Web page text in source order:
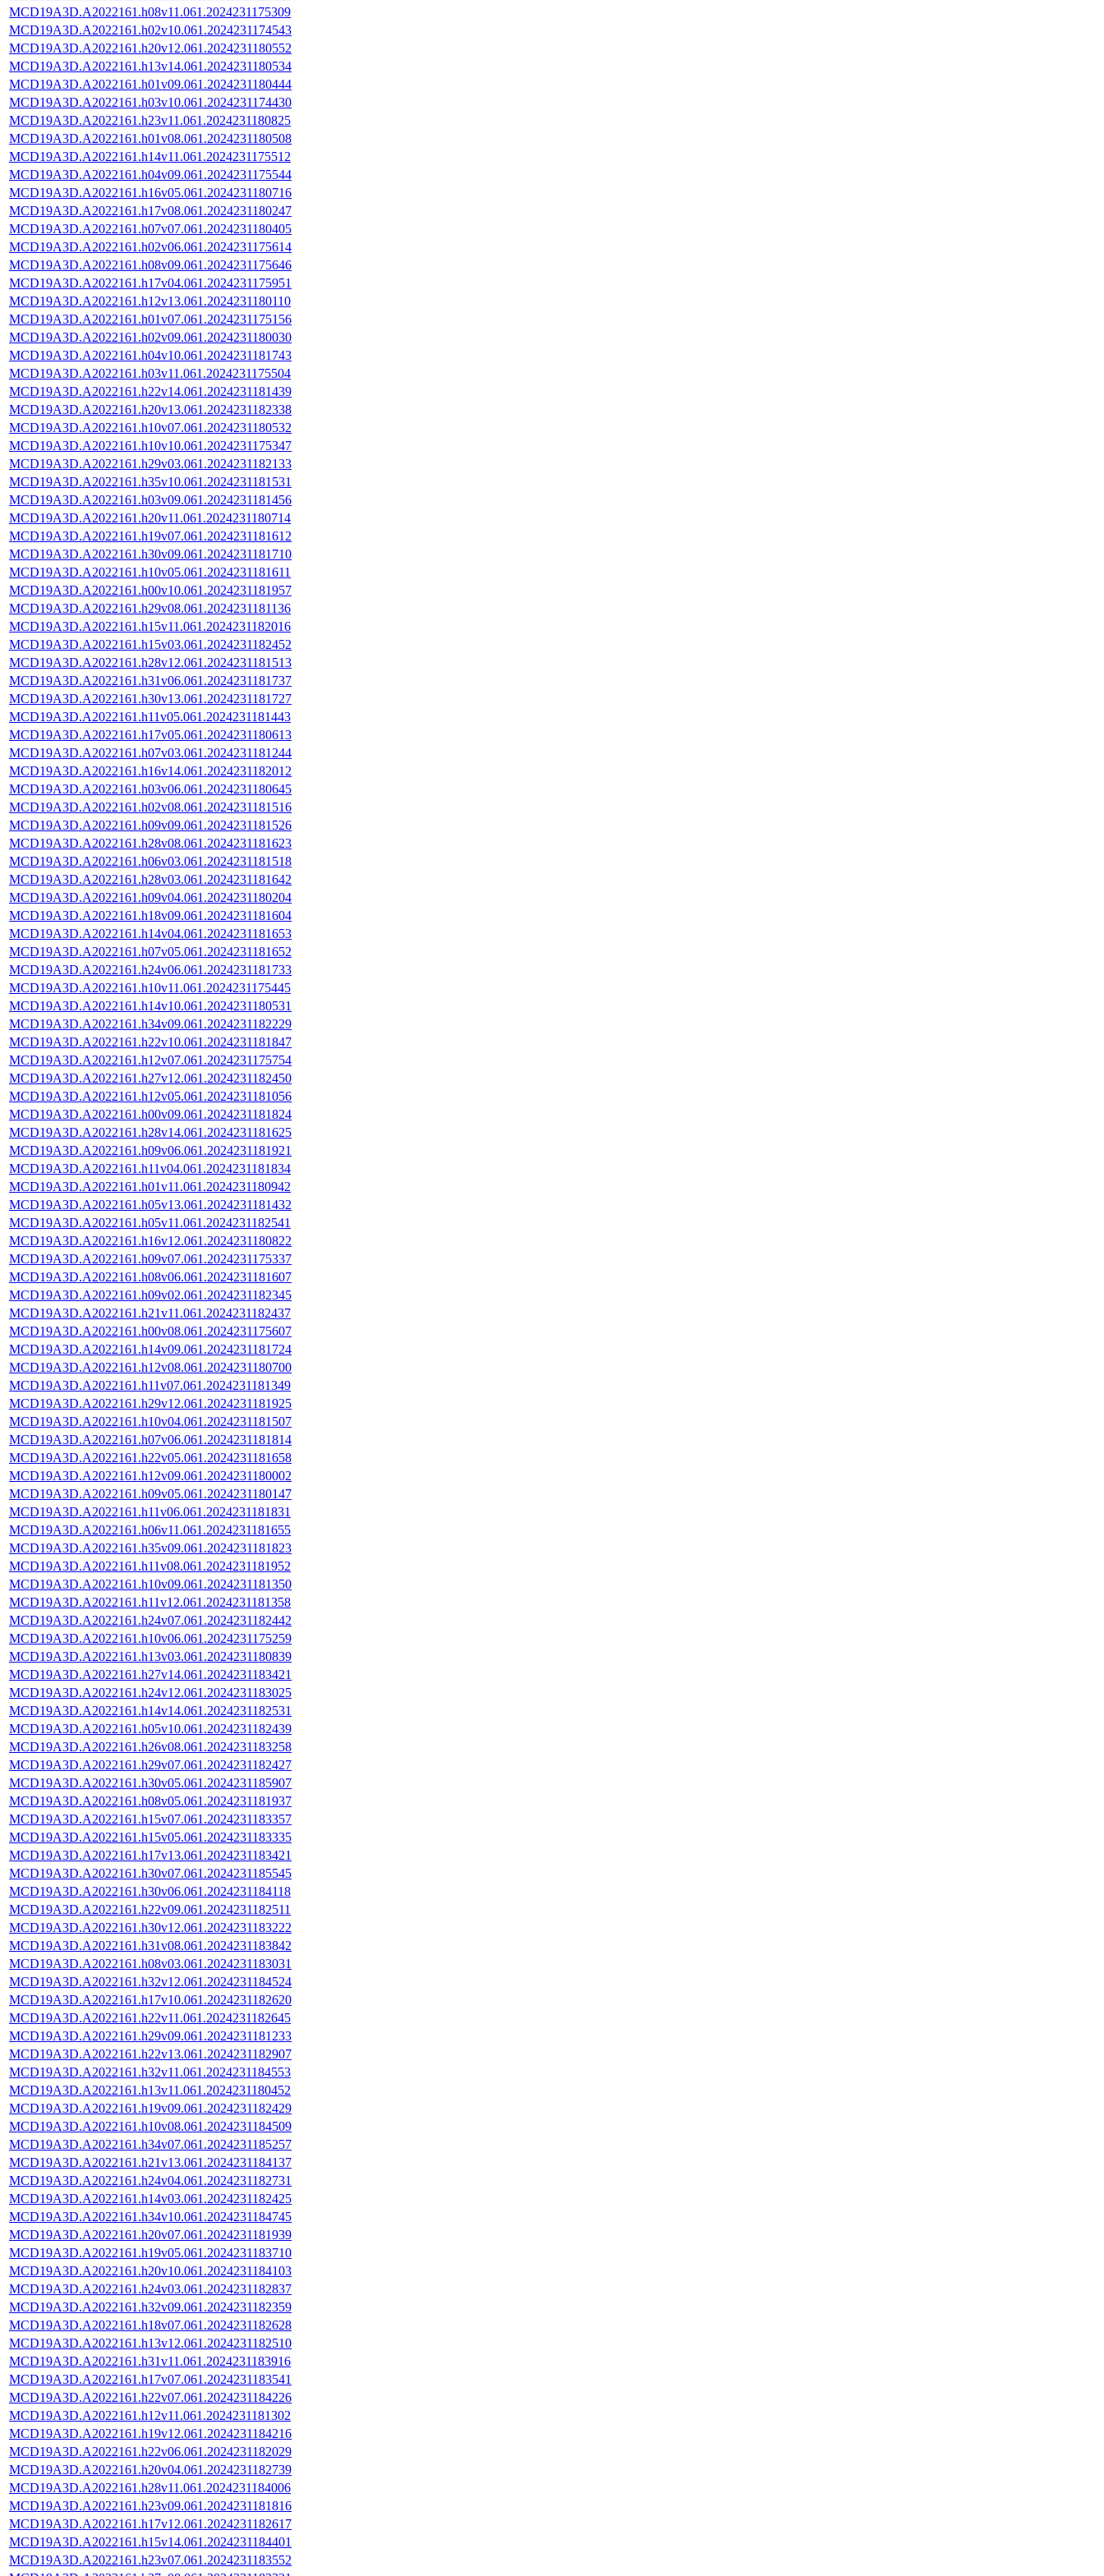
MCD19A3D.A2022161.h08v11.061.2024231175309
MCD19A3D.A2022161.h02v10.061.2024231174543
MCD19A3D.A2022161.h20v12.061.2024231180552
MCD19A3D.A2022161.h13v14.061.2024231180534
MCD19A3D.A2022161.h01v09.061.2024231180444
MCD19A3D.A2022161.h03v10.061.2024231174430
MCD19A3D.A2022161.h23v11.061.2024231180825
MCD19A3D.A2022161.h01v08.061.2024231180508
MCD19A3D.A2022161.h14v11.061.2024231175512
MCD19A3D.A2022161.h04v09.061.2024231175544
MCD19A3D.A2022161.h16v05.061.2024231180716
MCD19A3D.A2022161.h17v08.061.2024231180247
MCD19A3D.A2022161.h07v07.061.2024231180405
MCD19A3D.A2022161.h02v06.061.2024231175614
MCD19A3D.A2022161.h08v09.061.2024231175646
MCD19A3D.A2022161.h17v04.061.2024231175951
MCD19A3D.A2022161.h12v13.061.2024231180110
MCD19A3D.A2022161.h01v07.061.2024231175156
MCD19A3D.A2022161.h02v09.061.2024231180030
MCD19A3D.A2022161.h04v10.061.2024231181743
MCD19A3D.A2022161.h03v11.061.2024231175504
MCD19A3D.A2022161.h22v14.061.2024231181439
MCD19A3D.A2022161.h20v13.061.2024231182338
MCD19A3D.A2022161.h10v07.061.2024231180532
MCD19A3D.A2022161.h10v10.061.2024231175347
MCD19A3D.A2022161.h29v03.061.2024231182133
MCD19A3D.A2022161.h35v10.061.2024231181531
MCD19A3D.A2022161.h03v09.061.2024231181456
MCD19A3D.A2022161.h20v11.061.2024231180714
MCD19A3D.A2022161.h19v07.061.2024231181612
MCD19A3D.A2022161.h30v09.061.2024231181710
MCD19A3D.A2022161.h10v05.061.2024231181611
MCD19A3D.A2022161.h00v10.061.2024231181957
MCD19A3D.A2022161.h29v08.061.2024231181136
MCD19A3D.A2022161.h15v11.061.2024231182016
MCD19A3D.A2022161.h15v03.061.2024231182452
MCD19A3D.A2022161.h28v12.061.2024231181513
MCD19A3D.A2022161.h31v06.061.2024231181737
MCD19A3D.A2022161.h30v13.061.2024231181727
MCD19A3D.A2022161.h11v05.061.2024231181443
MCD19A3D.A2022161.h17v05.061.2024231180613
MCD19A3D.A2022161.h07v03.061.2024231181244
MCD19A3D.A2022161.h16v14.061.2024231182012
MCD19A3D.A2022161.h03v06.061.2024231180645
MCD19A3D.A2022161.h02v08.061.2024231181516
MCD19A3D.A2022161.h09v09.061.2024231181526
MCD19A3D.A2022161.h28v08.061.2024231181623
MCD19A3D.A2022161.h06v03.061.2024231181518
MCD19A3D.A2022161.h28v03.061.2024231181642
MCD19A3D.A2022161.h09v04.061.2024231180204
MCD19A3D.A2022161.h18v09.061.2024231181604
MCD19A3D.A2022161.h14v04.061.2024231181653
MCD19A3D.A2022161.h07v05.061.2024231181652
MCD19A3D.A2022161.h24v06.061.2024231181733
MCD19A3D.A2022161.h10v11.061.2024231175445
MCD19A3D.A2022161.h14v10.061.2024231180531
MCD19A3D.A2022161.h34v09.061.2024231182229
MCD19A3D.A2022161.h22v10.061.2024231181847
MCD19A3D.A2022161.h12v07.061.2024231175754
MCD19A3D.A2022161.h27v12.061.2024231182450
MCD19A3D.A2022161.h12v05.061.2024231181056
MCD19A3D.A2022161.h00v09.061.2024231181824
MCD19A3D.A2022161.h28v14.061.2024231181625
MCD19A3D.A2022161.h09v06.061.2024231181921
MCD19A3D.A2022161.h11v04.061.2024231181834
MCD19A3D.A2022161.h01v11.061.2024231180942
MCD19A3D.A2022161.h05v13.061.2024231181432
MCD19A3D.A2022161.h05v11.061.2024231182541
MCD19A3D.A2022161.h16v12.061.2024231180822
MCD19A3D.A2022161.h09v07.061.2024231175337
MCD19A3D.A2022161.h08v06.061.2024231181607
MCD19A3D.A2022161.h09v02.061.2024231182345
MCD19A3D.A2022161.h21v11.061.2024231182437
MCD19A3D.A2022161.h00v08.061.2024231175607
MCD19A3D.A2022161.h14v09.061.2024231181724
MCD19A3D.A2022161.h12v08.061.2024231180700
MCD19A3D.A2022161.h11v07.061.2024231181349
MCD19A3D.A2022161.h29v12.061.2024231181925
MCD19A3D.A2022161.h10v04.061.2024231181507
MCD19A3D.A2022161.h07v06.061.2024231181814
MCD19A3D.A2022161.h22v05.061.2024231181658
MCD19A3D.A2022161.h12v09.061.2024231180002
MCD19A3D.A2022161.h09v05.061.2024231180147
MCD19A3D.A2022161.h11v06.061.2024231181831
MCD19A3D.A2022161.h06v11.061.2024231181655
MCD19A3D.A2022161.h35v09.061.2024231181823
MCD19A3D.A2022161.h11v08.061.2024231181952
MCD19A3D.A2022161.h10v09.061.2024231181350
MCD19A3D.A2022161.h11v12.061.2024231181358
MCD19A3D.A2022161.h24v07.061.2024231182442
MCD19A3D.A2022161.h10v06.061.2024231175259
MCD19A3D.A2022161.h13v03.061.2024231180839
MCD19A3D.A2022161.h27v14.061.2024231183421
MCD19A3D.A2022161.h24v12.061.2024231183025
MCD19A3D.A2022161.h14v14.061.2024231182531
MCD19A3D.A2022161.h05v10.061.2024231182439
MCD19A3D.A2022161.h26v08.061.2024231183258
MCD19A3D.A2022161.h29v07.061.2024231182427
MCD19A3D.A2022161.h30v05.061.2024231185907
MCD19A3D.A2022161.h08v05.061.2024231181937
MCD19A3D.A2022161.h15v07.061.2024231183357
MCD19A3D.A2022161.h15v05.061.2024231183335
MCD19A3D.A2022161.h17v13.061.2024231183421
MCD19A3D.A2022161.h30v07.061.2024231185545
MCD19A3D.A2022161.h30v06.061.2024231184118
MCD19A3D.A2022161.h22v09.061.2024231182511
MCD19A3D.A2022161.h30v12.061.2024231183222
MCD19A3D.A2022161.h31v08.061.2024231183842
MCD19A3D.A2022161.h08v03.061.2024231183031
MCD19A3D.A2022161.h32v12.061.2024231184524
MCD19A3D.A2022161.h17v10.061.2024231182620
MCD19A3D.A2022161.h22v11.061.2024231182645
MCD19A3D.A2022161.h29v09.061.2024231181233
MCD19A3D.A2022161.h22v13.061.2024231182907
MCD19A3D.A2022161.h32v11.061.2024231184553
MCD19A3D.A2022161.h13v11.061.2024231180452
MCD19A3D.A2022161.h19v09.061.2024231182429
MCD19A3D.A2022161.h10v08.061.2024231184509
MCD19A3D.A2022161.h34v07.061.2024231185257
MCD19A3D.A2022161.h21v13.061.2024231184137
MCD19A3D.A2022161.h24v04.061.2024231182731
MCD19A3D.A2022161.h14v03.061.2024231182425
MCD19A3D.A2022161.h34v10.061.2024231184745
MCD19A3D.A2022161.h20v07.061.2024231181939
MCD19A3D.A2022161.h19v05.061.2024231183710
MCD19A3D.A2022161.h20v10.061.2024231184103
MCD19A3D.A2022161.h24v03.061.2024231182837
MCD19A3D.A2022161.h32v09.061.2024231182359
MCD19A3D.A2022161.h18v07.061.2024231182628
MCD19A3D.A2022161.h13v12.061.2024231182510
MCD19A3D.A2022161.h31v11.061.2024231183916
MCD19A3D.A2022161.h17v07.061.2024231183541
MCD19A3D.A2022161.h22v07.061.2024231184226
MCD19A3D.A2022161.h12v11.061.2024231181302
MCD19A3D.A2022161.h19v12.061.2024231184216
MCD19A3D.A2022161.h22v06.061.2024231182029
MCD19A3D.A2022161.h20v04.061.2024231182739
MCD19A3D.A2022161.h28v11.061.2024231184006
MCD19A3D.A2022161.h23v09.061.2024231181816
MCD19A3D.A2022161.h17v12.061.2024231182617
MCD19A3D.A2022161.h15v14.061.2024231184401
MCD19A3D.A2022161.h23v07.061.2024231183552